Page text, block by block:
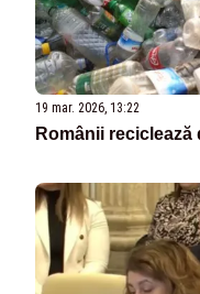
19 mar. 2026, 13:22
Românii